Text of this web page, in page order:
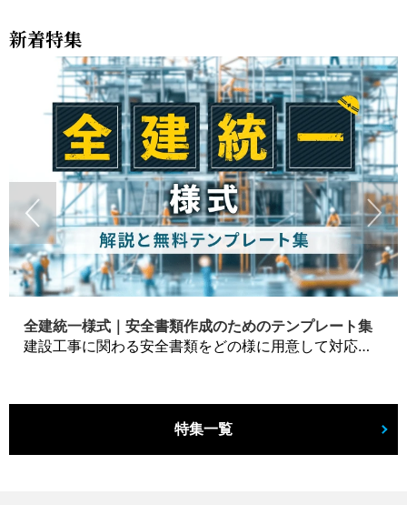
新着特集
全建統一様式｜安全書類作成のためのテンプレート集
建設工事に関わる安全書類をどの様に用意して対応するか？関連書式テンプレートから書き方の注意点などの役立つコラムをbizoceanがお届けします。
特集一覧